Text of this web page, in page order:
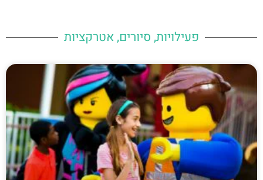
פעילויות, סיורים, אטרקציות